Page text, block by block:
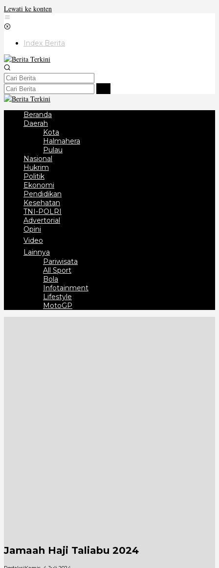
Lewati ke konten
Index Berita
Beranda
Daerah
Kota
Halmahera
Pulau
Nasional
Hukrim
Politik
Ekonomi
Pendidikan
Kesehatan
TNI-POLRI
Advertorial
Opini
Video
Lainnya
Pariwisata
All Sport
Bola
Infotainment
Lifestyle
MotoGP
Jamaah Haji Taliabu 2024